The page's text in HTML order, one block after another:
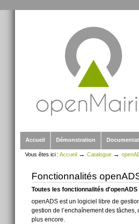
Accueil
Démonstration
Vous êtes ici : Accueil → Catalogue →
Fonctionnalités
Toutes les fonctionnalités
openADS est un logiciel libre de
gestion de l’enchaînement des
plus encore.